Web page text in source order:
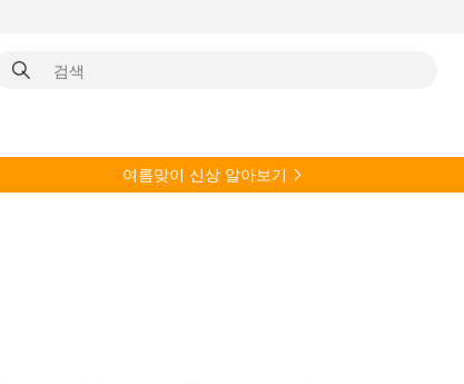
여름맞이 신상 알아보기